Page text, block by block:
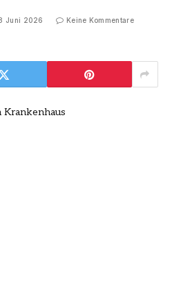
Juni 2026 Keine Kommentare